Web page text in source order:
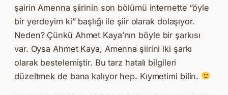
şairin Amenna şiirinin son bölümü internette “öyle
bir yerdeyim ki” başlığı ile şiir olarak dolaşıyor.
Neden? Çünkü Ahmet Kaya’nın böyle bir şarkısı
var. Oysa Ahmet Kaya, Amenna şiirini iki şarkı
olarak bestelemiştir. Bu tarz hatalı bilgileri
düzeltmek de bana kalıyor hep. Kıymetimi bilin.